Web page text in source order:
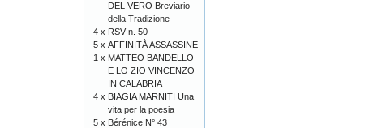
DEL VERO Breviario
della Tradizione
4 x RSV n. 50
5 x AFFINITÀ ASSASSINE
1 x MATTEO BANDELLO
E LO ZIO VINCENZO
IN CALABRIA
4 x BIAGIA MARNITI Una
vita per la poesia
5 x Bérénice N° 43